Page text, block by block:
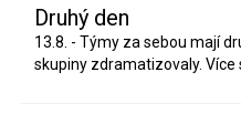
Druhý den
13.8. - Týmy za sebou mají
skupiny zdramatizovaly. Více